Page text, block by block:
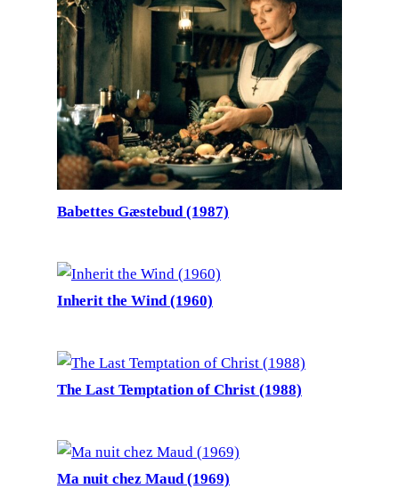
Babettes Gæstebud (1987)
Inherit the Wind (1960)
The Last Temptation of Christ (1988)
Ma nuit chez Maud (1969)